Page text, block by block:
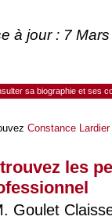
à jour : 7
sa biographie et ses
Constance Lardier
les
Goulet